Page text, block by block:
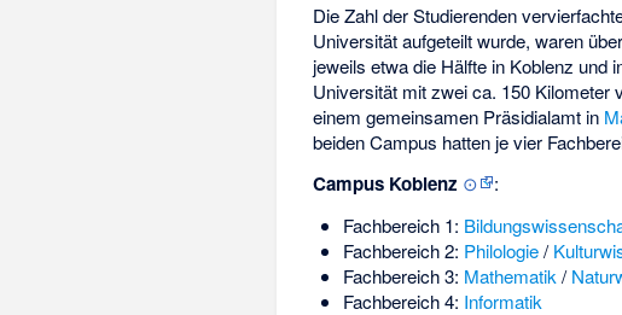
Die Zahl der Studierenden
Universität aufgeteilt wurde, waren
jeweils etwa die Hälfte in Koblenz und
Universität mit zwei ca. 150 Kilometer
einem gemeinsamen Präsidialamt in
beiden Campus hatten je vier
Campus Koblenz ⊙
:
Fachbereich 1:
Fachbereich 2: Philologie/
Fachbereich 3: Mathematik /
Fachbereich 4: Informatik